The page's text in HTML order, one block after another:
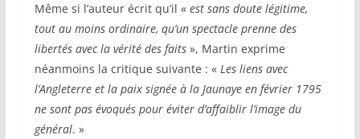
Même si l’auteur écrit qu’il « est sans doute légitime,
tout au moins ordinaire, qu’un spectacle prenne des
libertés avec la vérité des faits», Martin exprime
néanmoins la critique suivante : « Les liens avec
l’Angleterre et la paix signée à la Jaunaye en février 1795
ne sont pas évoqués pour éviter d’affaiblir l’image du
général. »